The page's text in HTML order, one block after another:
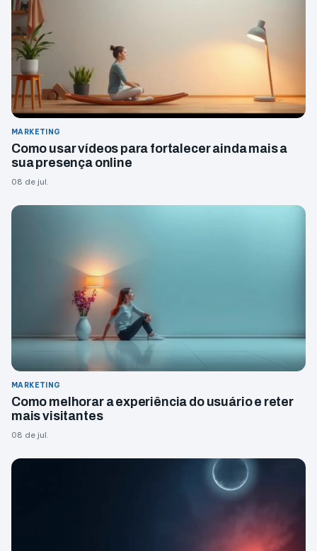
MARKETING
Como usar vídeos para fortalecer ainda mais a
sua presença online
08 de jul.
MARKETING
Como melhorar a experiência do usuário e reter
mais visitantes
08 de jul.